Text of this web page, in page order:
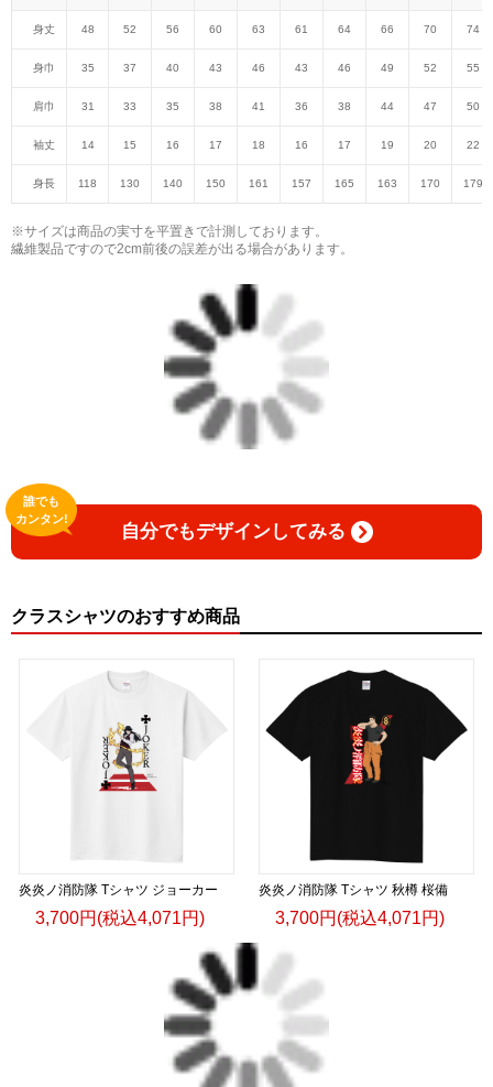
身丈 48 52 56 60 63 61 64 66 70 74
身巾 35 37 40 43 46 43 46 49 52 55
肩巾 31 33 35 38 41 36 38 44 47 50
袖丈 14 15 16 17 18 16 17 19 20 22
身長 118 130 140 150 161 157 165 163 170 179
※サイズは商品の実寸を平置きで計測しております。
繊維製品ですので2cm前後の誤差が出る場合があります。
自分でもデザインしてみる
誰でも
カンタン!
クラスシャツのおすすめ商品
炎炎ノ消防隊 Tシャツ ジョーカー
3,700円(税込4,071円)
炎炎ノ消防隊 Tシャツ 秋樽 桜備
3,700円(税込4,071円)